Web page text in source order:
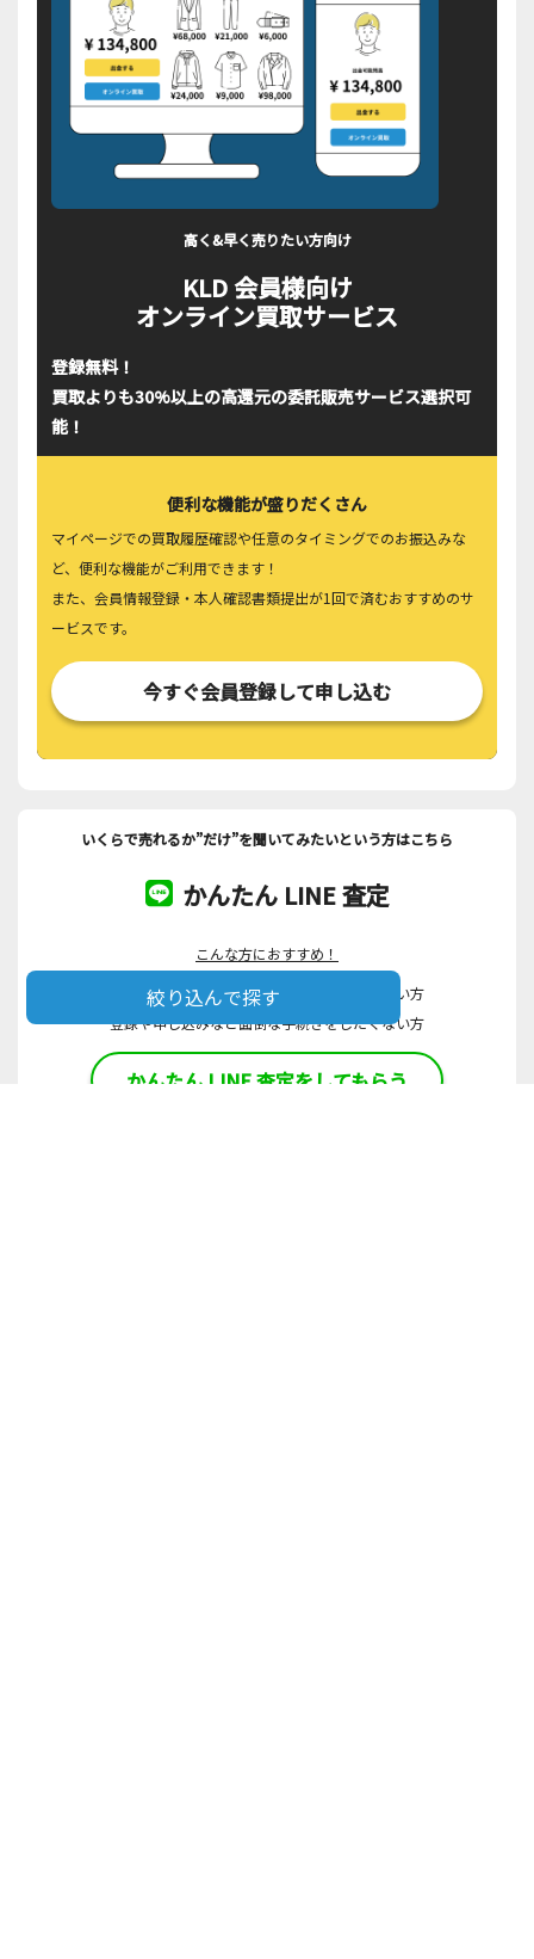
絞り込んで探す
高く&早く売りたい方向け
KLD 会員様向け
オンライン買取サービス
登録無料！
買取よりも30%以上の高還元の委託販売サービス選択可
能！
便利な機能が盛りだくさん
マイページでの買取履歴確認や任意のタイミングでのお振込みな
ど、便利な機能がご利用できます！
また、会員情報登録・本人確認書類提出が1回で済むおすすめのサ
ービスです。
今すぐ会員登録して申し込む
いくらで売れるか”だけ”を聞いてみたいという方はこちら
かんたん LINE 査定
こんな方におすすめ！
まずはいくらで買い取れそうなのかを聞きたい方
登録や申し込みなど面倒な手続きをしたくない方
かんたん LINE 査定をしてもらう